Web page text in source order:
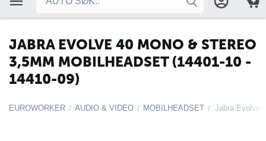
JABRA EVOLVE 40 MONO & STEREO
3,5MM MOBILHEADSET (14401-10 -
14410-09)
EUROWORKER / AUDIO & VIDEO / MOBILHEADSET /